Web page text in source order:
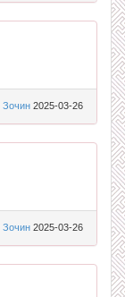
Зочин 2025-03-26
Зочин 2025-03-26